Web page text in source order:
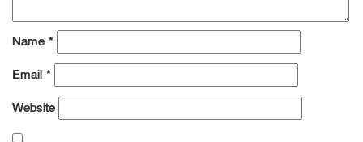
Name *
Email *
Website